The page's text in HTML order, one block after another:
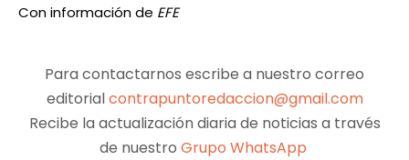
Con información de EFE
Para contactarnos escribe a nuestro correo
editorialcontrapuntoredaccion@gmail.com
Recibe la actualización diaria de noticias a través
de nuestro Grupo WhatsApp